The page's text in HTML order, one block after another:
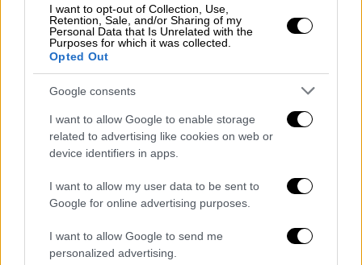
I want to opt-out of Collection, Use,
Retention, Sale, and/or Sharing of my
Personal Data that Is Unrelated with the
Purposes for which it was collected.
Opted Out
Google consents
I want to allow Google to enable storage
related to advertising like cookies on web or
device identifiers in apps.
I want to allow my user data to be sent to
Google for online advertising purposes.
I want to allow Google to send me
personalized advertising.
Αθλητισμός |13.03.2026 16:55
ΠΑΟΚ: «Άμεση διαλεύκανση της
δολοφονίας ενός νέου ανθρώπου, ούτε